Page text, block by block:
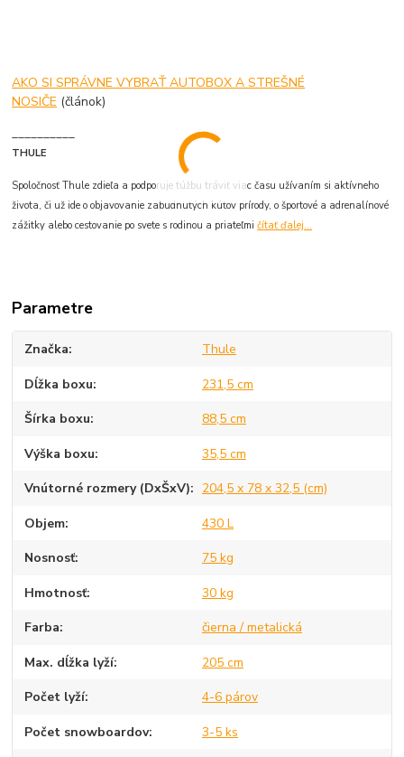
AKO SI SPRÁVNE VYBRAŤ AUTOBOX A STREŠNÉ
NOSIČE (článok)
__________
THULE
Spoločnosť Thule zdieľa a podporuje túžbu tráviť viac času užívaním si aktívneho
života, či už ide o objavovanie zabudnutých kútov prírody, o športové a adrenalínové
zážitky alebo cestovanie po svete s rodinou a priateľmičítať ďalej...
Parametre
Značka Thule
Dĺžka boxu 231,5 cm
Šírka boxu 88,5 cm
Výška boxu 35,5 cm
Vnútorné rozmery (DxŠxV) 204,5 x 78 x 32,5 (cm)
Objem 430 L
Nosnosť 75 kg
Hmotnosť 30 kg
Farba čierna / metalická
Max. dĺžka lyží 205 cm
Počet lyží 4-6 párov
Počet snowboardov 3-5 ks